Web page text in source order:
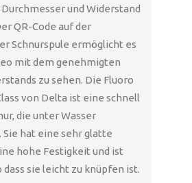
und Widerstand
QR-Code auf der
Schnurspule ermöglicht es
mit dem genehmigten
zu sehen. Die Fluoro
von Delta ist eine schnell
die unter Wasser
Sie hat eine sehr glatte
hohe Festigkeit und ist
dass sie leicht zu knüpfen ist.